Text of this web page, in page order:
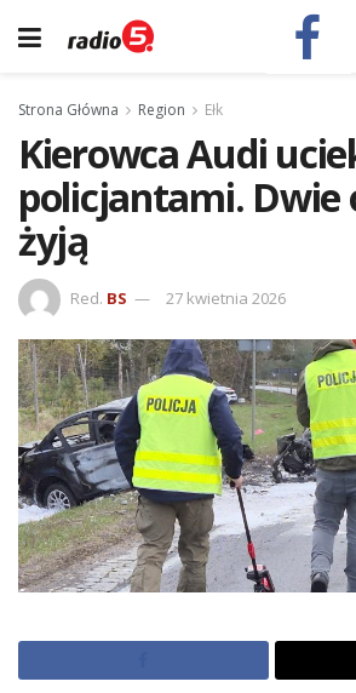
Strona Główna Region Ełk
Kierowca Audi
policjantami. Dwie
żyją
Red. BS 27 kwietnia 2026